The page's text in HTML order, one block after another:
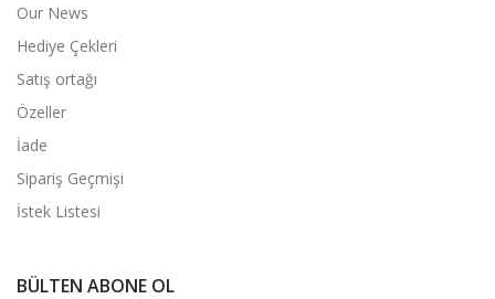
Our News
Hediye Çekleri
Satış ortağı
Özeller
İade
Sipariş Geçmişi
İstek Listesi
BÜLTEN ABONE OL